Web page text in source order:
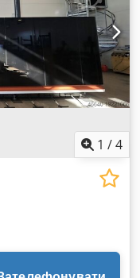
близько 65 кг.
на місці.
1 /4